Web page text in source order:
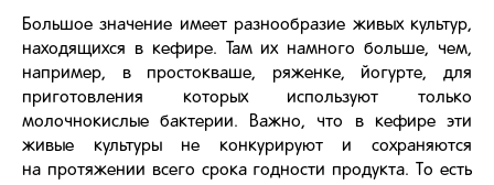
Большое значение имеет разнообразие живых культур,
находящихся в кефире. Там их намного больше, чем,
например, в простокваше, ряженке, йогурте, для
приготовления которых используют только
молочнокислые бактерии. Важно, что в кефире эти
живые культуры не конкурируют и сохраняются
на протяжении всего срока годности продукта. То есть